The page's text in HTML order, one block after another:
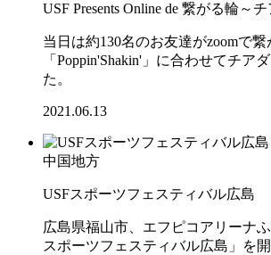
USF Presents Online de 繋がる輪～
当日は約130名のお友達がzoomで
「Poppin'Shakin'」に合わせてチア
た。
2021.06.13
中国地方
USFスポーツフェスティバル広島
広島県福山市、エフピコアリーナ
スポーツフェスティバル広島」を開